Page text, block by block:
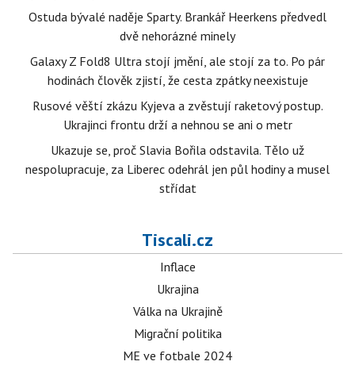
Ostuda bývalé naděje Sparty. Brankář Heerkens předvedl
dvě nehorázné minely
Galaxy Z Fold8 Ultra stojí jmění, ale stojí za to. Po pár
hodinách člověk zjistí, že cesta zpátky neexistuje
Rusové věští zkázu Kyjeva a zvěstují raketový postup.
Ukrajinci frontu drží a nehnou se ani o metr
Ukazuje se, proč Slavia Bořila odstavila. Tělo už
nespolupracuje, za Liberec odehrál jen půl hodiny a musel
střídat
Tiscali.cz
Inflace
Ukrajina
Válka na Ukrajině
Migrační politika
ME ve fotbale 2024